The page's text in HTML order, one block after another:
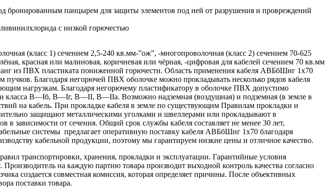
бронированным панцырем для защиты элементов под ней от разрушения и провреждений
с низкой горючестью
(класс 1) сечением 2,5-240 кв.мм-”ож”, -многопроволочная (класс 2) сечением 70-625
красная или малиновая, коричневая или чёрная, -цифровая для кабелей сечением 70 кв.мм
из ПВХ пластиката пониженной горючести. Область применения кабеля АВБбШнг 1х70
Благодаря негорючей ПВХ оболочке можно прокладывать несколько рядов кабеля
нагрузкам. Благодаря негорючему пластификатору в оболочке ПВХ допустимо
класса B—Iб, B—Iг, В—II, В—IIа. Возможно надземная (воздушная) и подземная (в земле в
на кабель. При прокладке кабеля в земле по существующим Правилам прокладки и
защищают металлическими уголками и швеллерами или прокладывают в
в зависимости от сечения. Общий срок службы кабеля составляет не менее 30 лет,
системы предлагает оперативную поставку кабеля АВБбШнг 1х70 благодаря
кабельной продукции, поэтому мы гарантируем низкие цены и отличное качество.
транспортировки, хранения, прокладки и эксплуатации. Гарантийные условия
на каждую партию товара производит выходной контроль качества согласно
создается совместная комиссия, которая определяет причины. После объективных
поставки товара.